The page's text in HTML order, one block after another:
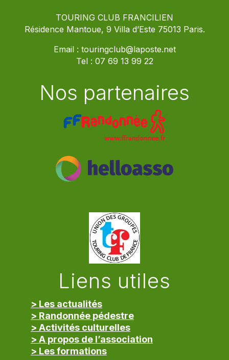
TOURING CLUB FRANCILIEN
Résidence Mantoue, 9 Villa d’Este 75013 Paris.
Email : touringclub@laposte.net
Tel : 07 69 13 99 22
Nos partenaires
Liens utiles
> Les actualités
> Randonnée pédestre
> Activités culturelles
> A propos de l’association
> Les formations